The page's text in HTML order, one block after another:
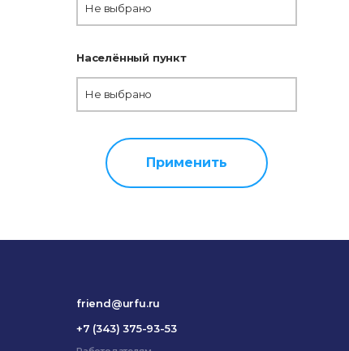
Не выбрано
Населённый пункт
Не выбрано
Применить
friend@urfu.ru
+7 (343) 375-93-53